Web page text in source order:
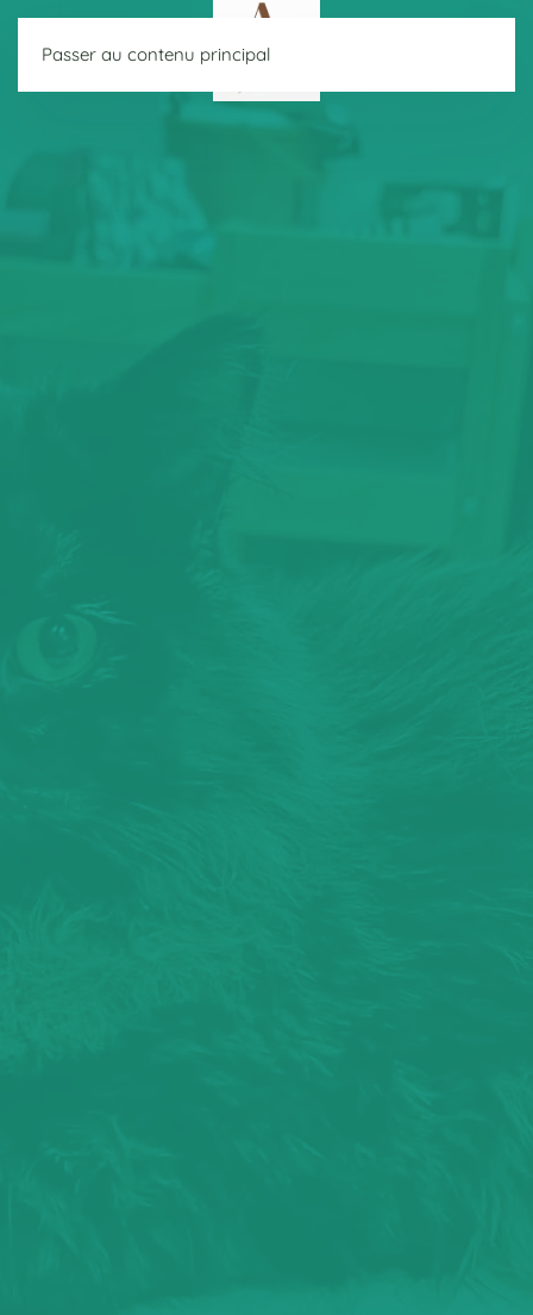
Passer au contenu principal